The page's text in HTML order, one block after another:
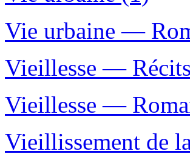
Vie urbaine —
Vieillesse —
Vieillesse —
Vieillissement de